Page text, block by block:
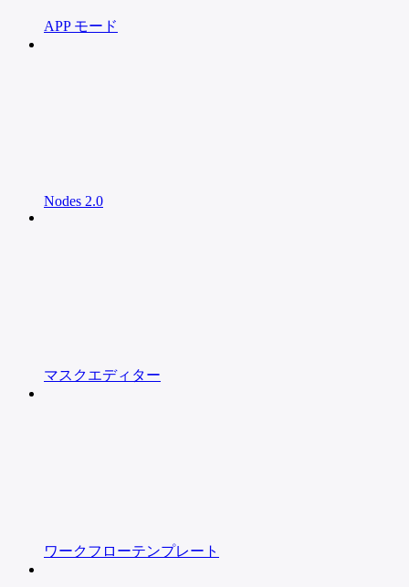
APP モード
Nodes 2.0
マスクエディター
ワークフローテンプレート